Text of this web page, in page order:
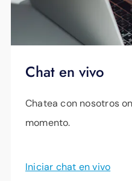
cualquiera de las
teléfono de
CommPortal.
Chat en vivo
Chatea con nosotros
momento.
Iniciar chat en vivo